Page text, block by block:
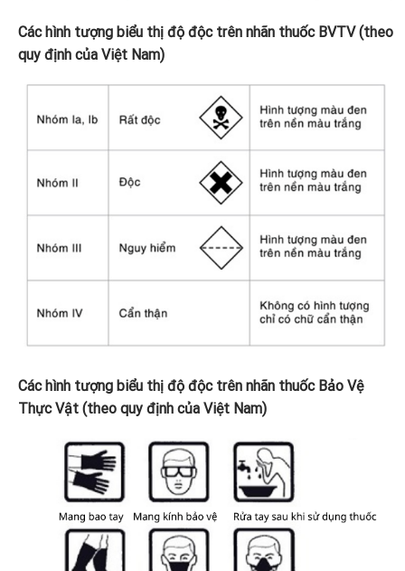
Các hình tượng biểu thị độ độc trên nhãn thuốc BVTV (theo
quy định của Việt Nam)
Các hình tượng biểu thị độ độc trên nhãn thuốc Bảo Vệ
Thực Vật (theo quy định của Việt Nam)